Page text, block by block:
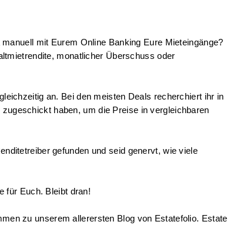
mit Eurem Online Banking Eure Mieteingänge?
monatlicher Überschuss oder
an. Bei den meisten Deals recherchiert ihr in
haben, um die Preise in vergleichbaren
gefunden und seid genervt, wie viele
für Euch. Bleibt dran!
zu unserem allerersten Blog von Estatefolio. Estate